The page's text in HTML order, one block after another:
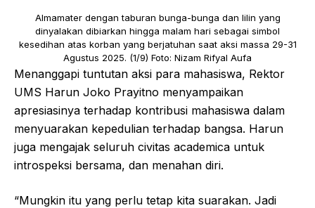
Almamater dengan taburan bunga-bunga dan lilin yang
dinyalakan dibiarkan hingga malam hari sebagai simbol
kesedihan atas korban yang berjatuhan saat aksi massa 29-31
Agustus 2025. (1/9) Foto: Nizam Rifyal Aufa
Menanggapi tuntutan aksi para mahasiswa, Rektor
UMS Harun Joko Prayitno menyampaikan
apresiasinya terhadap kontribusi mahasiswa dalam
menyuarakan kepedulian terhadap bangsa. Harun
juga mengajak seluruh civitas academica untuk
introspeksi bersama, dan menahan diri.
“Mungkin itu yang perlu tetap kita suarakan. Jadi